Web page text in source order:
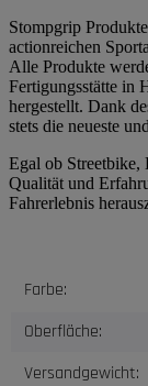
Stompgrip
actionreichen
Alle Produkte
Fertigungsstätte in
hergestellt. Dank
stets die neueste
Egal ob
Qualität und
Fahrerlebnis
Wert
Farbe:
Oberfläche:
Versandgewicht: